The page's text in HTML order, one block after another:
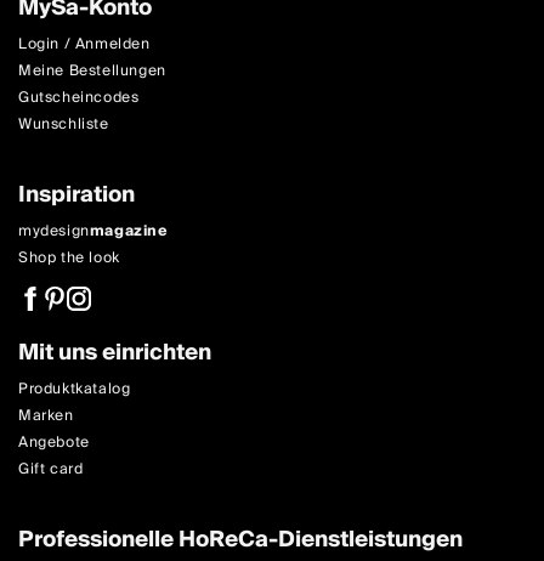
Login / Anmelden
Meine Bestellungen
Gutscheincodes
Wunschliste
Inspiration
mydesignmagazine
Shop the look
Mit uns einrichten
Produktkatalog
Marken
Angebote
Gift card
Professionelle HoReCa-Dienstleistungen